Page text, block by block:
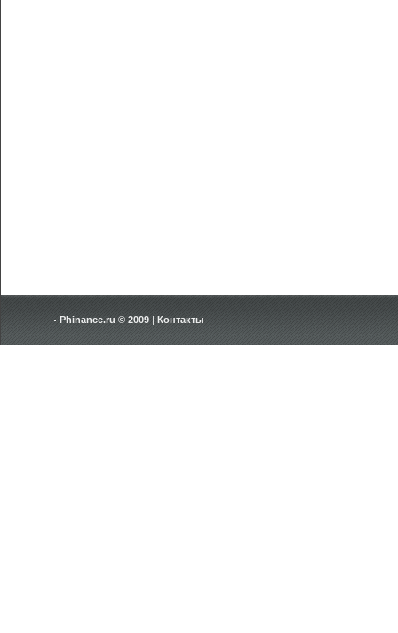
Phinance.ru © 2009 | Контакты